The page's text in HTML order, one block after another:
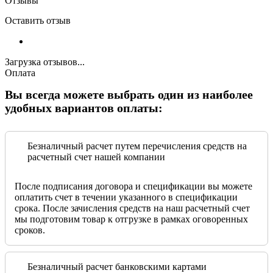
Оставить отзыв
Загрузка отзывов...
Оплата
Вы всегда можете выбрать один из наиболее
удобных вариантов оплаты:
Безналичный расчет путем перечисления средств на
расчетный счет нашей компании
После подписания договора и спецификации вы можете
оплатить счет в течении указанного в спецификации
срока. После зачисления средств на наш расчетный счет
мы подготовим товар к отгрузке в рамках оговоренных
сроков.
Безналичный расчет банковскими картами